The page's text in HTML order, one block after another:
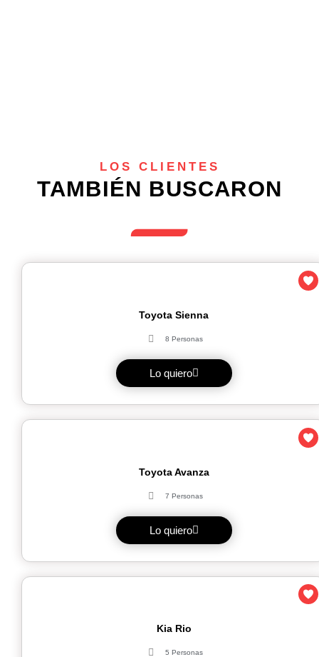
LOS CLIENTES
TAMBIÉN BUSCARON
Toyota Sienna
8 Personas
Lo quiero
Toyota Avanza
7 Personas
Lo quiero
Kia Rio
5 Personas